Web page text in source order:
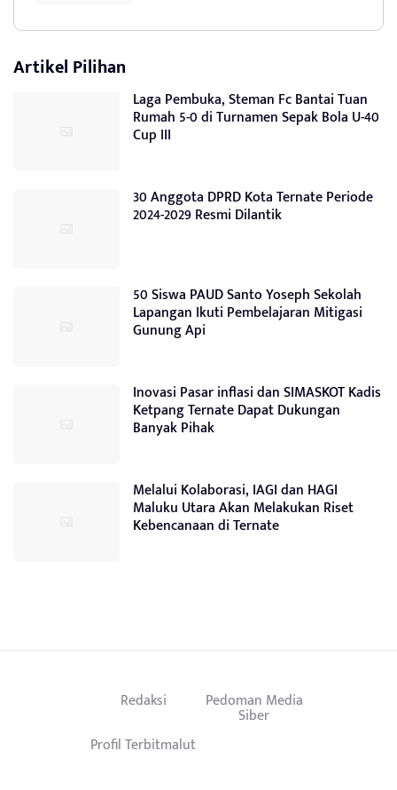
Artikel Pilihan
Laga Pembuka, Steman Fc Bantai Tuan
Rumah 5-0 di Turnamen Sepak Bola U-40
Cup III
30 Anggota DPRD Kota Ternate Periode
2024-2029 Resmi Dilantik
50 Siswa PAUD Santo Yoseph Sekolah
Lapangan Ikuti Pembelajaran Mitigasi
Gunung Api
Inovasi Pasar inflasi dan SIMASKOT Kadis
Ketpang Ternate Dapat Dukungan
Banyak Pihak
Melalui Kolaborasi, IAGI dan HAGI
Maluku Utara Akan Melakukan Riset
Kebencanaan di Ternate
Redaksi Pedoman Media
Siber
Profil Terbitmalut